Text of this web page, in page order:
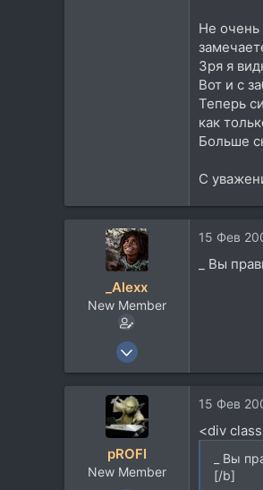
Не очень
Зря я
Вот и с
Теперь
как
Больше
С
_Alexx
New Member
21 Дек 2005
15 Фев
_ Вы
pROFI
New Member
15 Фев
<div
_ Вы
[/b]